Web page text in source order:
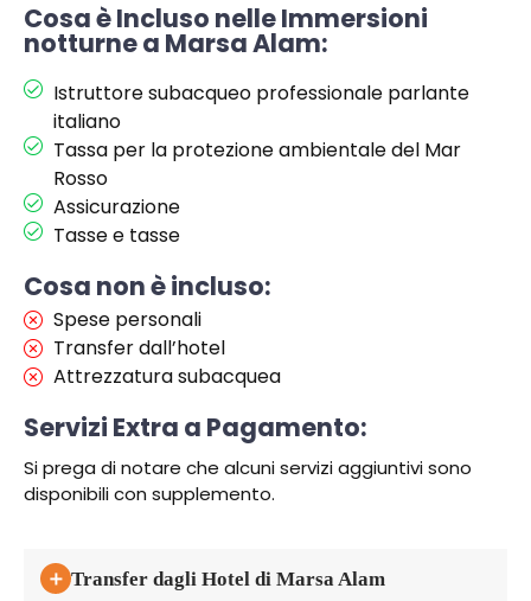
Cosa è Incluso nelle Immersioni
notturne a Marsa Alam:
Istruttore subacqueo professionale parlante
italiano
Tassa per la protezione ambientale del Mar
Rosso
Assicurazione
Tasse e tasse
Cosa non è incluso:
Spese personali
Transfer dall’hotel
Attrezzatura subacquea
Servizi Extra a Pagamento:
Si prega di notare che alcuni servizi aggiuntivi sono
disponibili con supplemento.
＋ Transfer dagli Hotel di Marsa Alam